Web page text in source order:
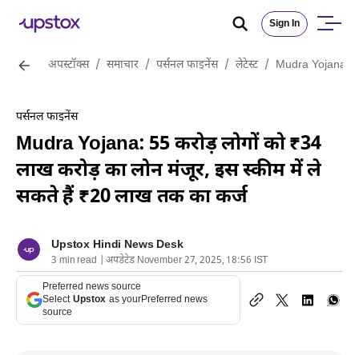
Sign In
अपस्टॉक्स / समाचार / पर्सनल फाइनेंस / लेटेस्ट / Mudra Yojana:
पर्सनल फाइनेंस
Mudra Yojana: 55 करोड़ लोगों को ₹34
लाख करोड़ का लोन मंजूर, इस स्कीम में ले
सकते हैं ₹20 लाख तक का कर्ज
Upstox Hindi News Desk
3 min read | अपडेटेड November 27, 2025, 18:56 IST
Preferred news source
Select Upstox as yourPreferred news
source